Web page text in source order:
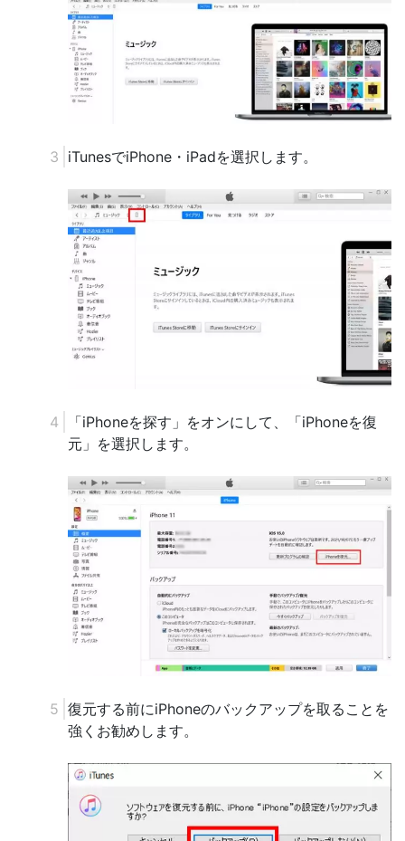
iTunesでiPhone・iPadを選択します。
「iPhoneを探す」をオンにして、「iPhoneを復
元」を選択します。
復元する前にiPhoneのバックアップを取ることを
強くお勧めします。